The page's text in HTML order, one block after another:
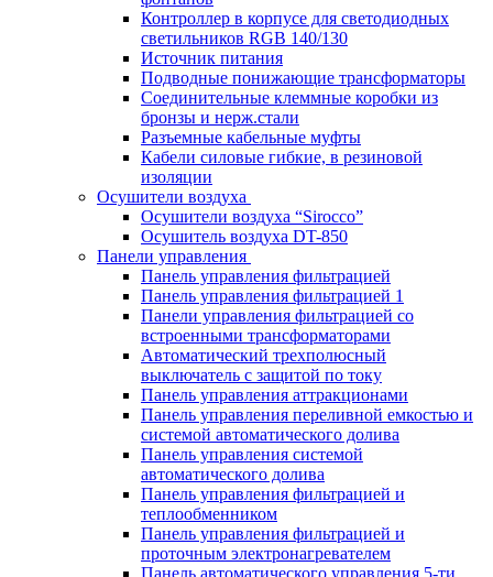
Контроллер в корпусе для светодиодных
светильников RGB 140/130
Источник питания
Подводные понижающие трансформаторы
Соединительные клеммные коробки из
бронзы и нерж.стали
Разъемные кабельные муфты
Кабели силовые гибкие, в резиновой
изоляции
Осушители воздуха
Осушители воздуха “Sirocco”
Осушитель воздуха DT-850
Панели управления
Панель управления фильтрацией
Панель управления фильтрацией 1
Панели управления фильтрацией cо
встроенными трансформаторами
Автоматический трехполюсный
выключатель с защитой по току
Панель управления аттракционами
Панель управления переливной емкостью и
системой автоматического долива
Панель управления системой
автоматического долива
Панель управления фильтрацией и
теплообменником
Панель управления фильтрацией и
проточным электронагревателем
Панель автоматического управления 5-ти